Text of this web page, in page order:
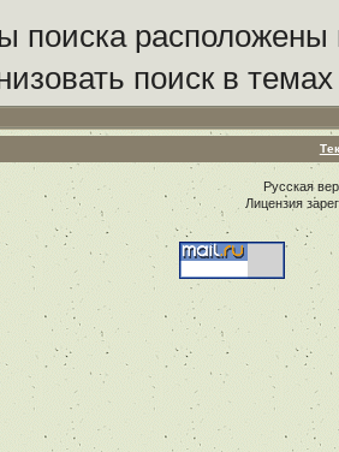
поиска расположены
поиск в
Русская
Лицензия